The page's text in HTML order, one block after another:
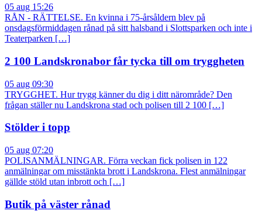
05 aug 15:26
RÅN - RÄTTELSE. En kvinna i 75-årsåldern blev på
onsdagsförmiddagen rånad på sitt halsband i Slottsparken och inte i
Teaterparken […]
2 100 Landskronabor får tycka till om tryggheten
05 aug 09:30
TRYGGHET. Hur trygg känner du dig i ditt närområde? Den
frågan ställer nu Landskrona stad och polisen till 2 100 […]
Stölder i topp
05 aug 07:20
POLISANMÄLNINGAR. Förra veckan fick polisen in 122
anmälningar om misstänkta brott i Landskrona. Flest anmälningar
gällde stöld utan inbrott och […]
Butik på väster rånad